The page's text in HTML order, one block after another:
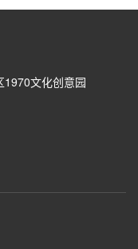
1970文化创意园